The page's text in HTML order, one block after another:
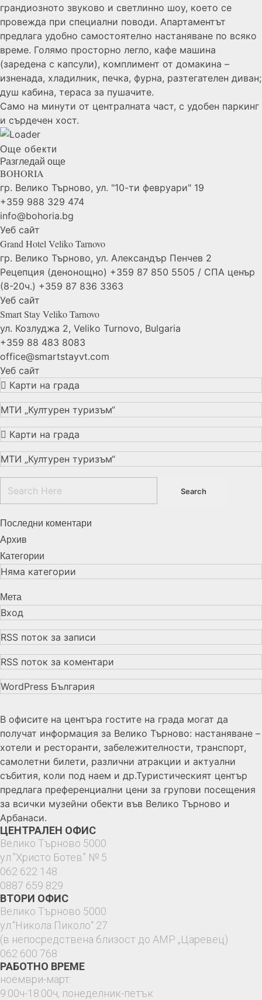
грандиозното звуково и светлинно шоу, което се
провежда при специални поводи. Апартаментът
предлага удобно самостоятелно настаняване по всяко
време. Голямо просторно легло, кафе машина
(заредена с капсули), комплимент от домакина –
изненада, хладилник, печка, фурна, разтегателен диван;
душ кабина, тераса за пушачите.
Само на минути от централната част, с удобен паркинг
и сърдечен хост.
Още обекти
Разгледай още
BOHORIA
гр. Велико Търново, ул. "10-ти февруари" 19
+359 988 329 474
info@bohoria.bg
Уеб сайт
Grand Hotel VelikoTarnovo
гр. Велико Търново, ул. Александър Пенчев 2
Рецепция (денонощно) +359 87 850 5505 / СПА ценър
(8-20ч.) +359 87 836 3363
Уеб сайт
Smart Stay VelikoTarnovo
ул. Козлуджа 2, Veliko Turnovo, Bulgaria
+359 88 483 8083
office@smartstayvt.com
Уеб сайт
Карти на града
МТИ „Културен туризъм“
Карти на града
МТИ „Културен туризъм“
Последни коментари
Архив
Категории
Няма категории
Мета
Вход
RSS поток за записи
RSS поток за коментари
WordPress България
В офисите на центъра гостите на града могат да
получат информация за Велико Търново: настаняване –
хотели и ресторанти, забележителности, транспорт,
самолетни билети, различни атракции и актуални
събития, коли под наем и др.Туристическият център
предлага преференциални цени за групови посещения
за всички музейни обекти във Велико Търново и
Арбанаси.
ЦЕНТРАЛЕН ОФИС
Велико Търново 5000
ул.”Христо Ботев” № 5
062 622 148
0887 659 829
ВТОРИ ОФИС
Велико Търново 5000
ул.“Никола Пиколо“ 27
(в непосредствена близост до АМР „Царевец)
062 600 768
РАБОТНО ВРЕМЕ
ноември-март:
9:00ч-18:00ч, понеделник-петък